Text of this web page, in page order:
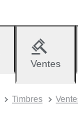
Ventes
Timbres